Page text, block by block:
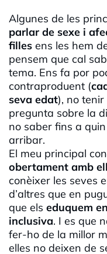
Algunes de les
parlar de sexe i
filles ens les hem
pensem que cal
tema. Ens fa por
contraproduent (
seva edat), no
pregunta sobre la
no saber fins a
arribar.
El meu principal
obertament amb
conèixer les seves
d’altres que en
que els eduquem
inclusiva. I es que
fer-ho de la millor
elles no deixen de